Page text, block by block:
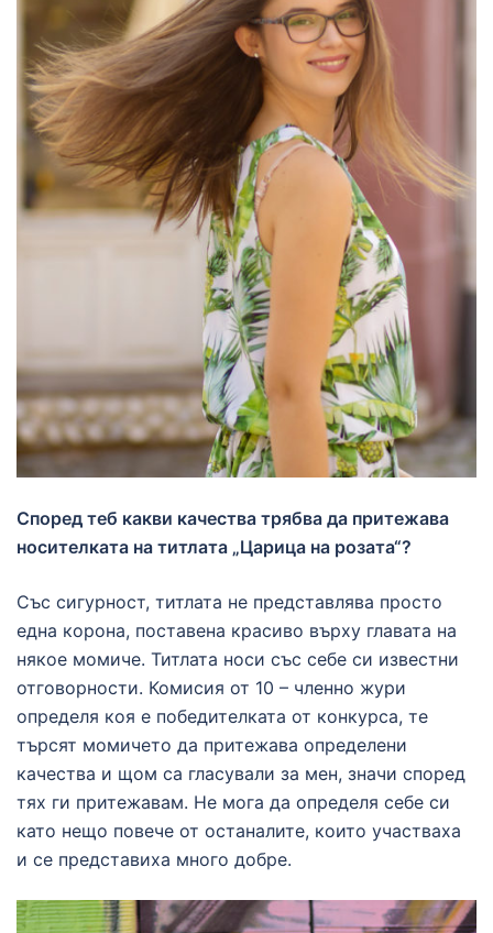
Според теб какви качества трябва да притежава
носителката на титлата „Царица на розата“?
Със сигурност, титлата не представлява просто
една корона, поставена красиво върху главата на
някое момиче. Титлата носи със себе си известни
отговорности. Комисия от 10 – членно жури
определя коя е победителката от конкурса, те
търсят момичето да притежава определени
качества и щом са гласували за мен, значи според
тях ги притежавам. Не мога да определя себе си
като нещо повече от останалите, които участваха
и се представиха много добре.